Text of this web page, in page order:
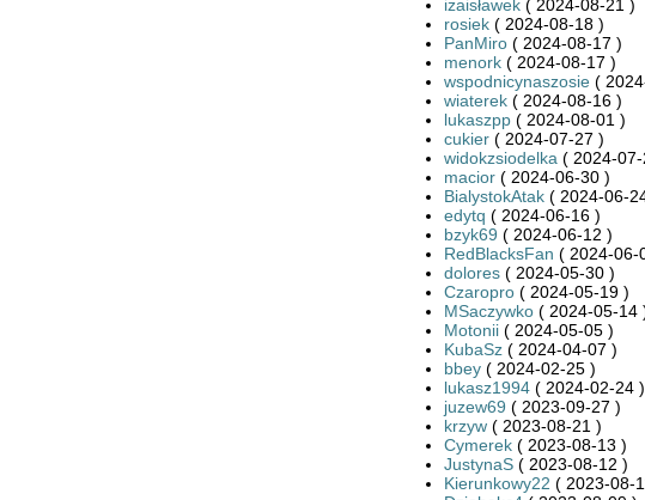
izaisławek( 2024-08-21 )
rosiek( 2024-08-18 )
PanMiro( 2024-08-17 )
menork( 2024-08-17 )
wspodnicynaszosie(
wiaterek( 2024-08-16 )
lukaszpp( 2024-08-01 )
cukier( 2024-07-27 )
widokzsiodelka ( 2024-
macior( 2024-06-30 )
BialystokAtak( 2024-06-
edytq ( 2024-06-16 )
bzyk69 ( 2024-06-12 )
RedBlacksFan ( 2024-06-
dolores( 2024-05-30 )
Czaropro( 2024-05-19 )
MSaczywko( 2024-05-14
Motonii( 2024-05-05 )
KubaSz( 2024-04-07 )
bbey( 2024-02-25 )
lukasz1994( 2024-02-24 )
juzew69 ( 2023-09-27 )
krzyw( 2023-08-21 )
Cymerek( 2023-08-13 )
JustynaS( 2023-08-12 )
Kierunkowy22 ( 2023-08-